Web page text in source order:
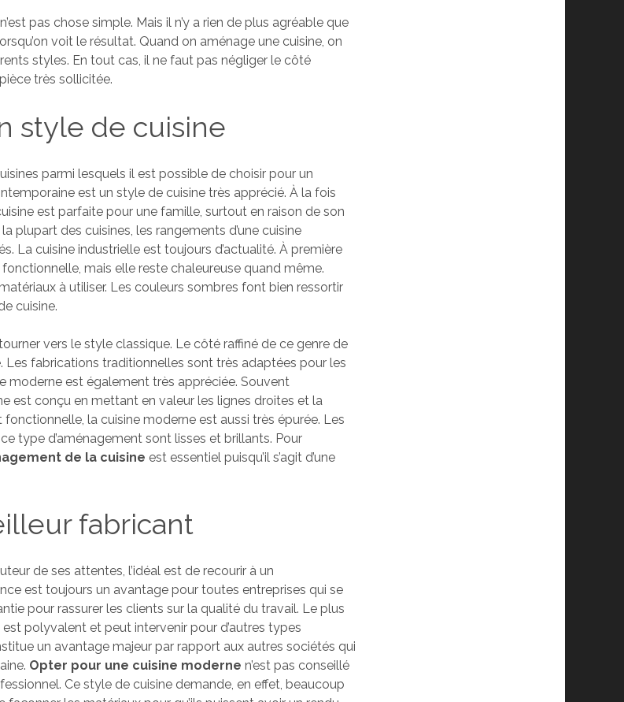
pas chose simple. Mais il n’y a rien de plus agréable que
voit le résultat. Quand on aménage une cuisine, on
styles. En tout cas, il ne faut pas négliger le côté
pièce très sollicitée.
style de cuisine
parmi lesquels il est possible de choisir pour un
est un style de cuisine très apprécié. À la fois
est parfaite pour une famille, surtout en raison de son
plupart des cuisines, les rangements d’une cuisine
La cuisine industrielle est toujours d’actualité. À première
fonctionnelle, mais elle reste chaleureuse quand même.
à utiliser. Les couleurs sombres font bien ressortir
cuisine.
vers le style classique. Le côté raffiné de ce genre de
Les fabrications traditionnelles sont très adaptées pour les
moderne est également très appréciée. Souvent
est conçu en mettant en valeur les lignes droites et la
la cuisine moderne est aussi très épurée. Les
type d’aménagement sont lisses et brillants. Pour
de la cuisine est essentiel puisqu’il s’agit d’une
fabricant
de ses attentes, l’idéal est de recourir à un
est toujours un avantage pour toutes entreprises qui se
pour rassurer les clients sur la qualité du travail. Le plus
polyvalent et peut intervenir pour d’autres types
un avantage majeur par rapport aux autres sociétés qui
Opter pour une cuisine moderne n’est pas conseillé
Ce style de cuisine demande, en effet, beaucoup